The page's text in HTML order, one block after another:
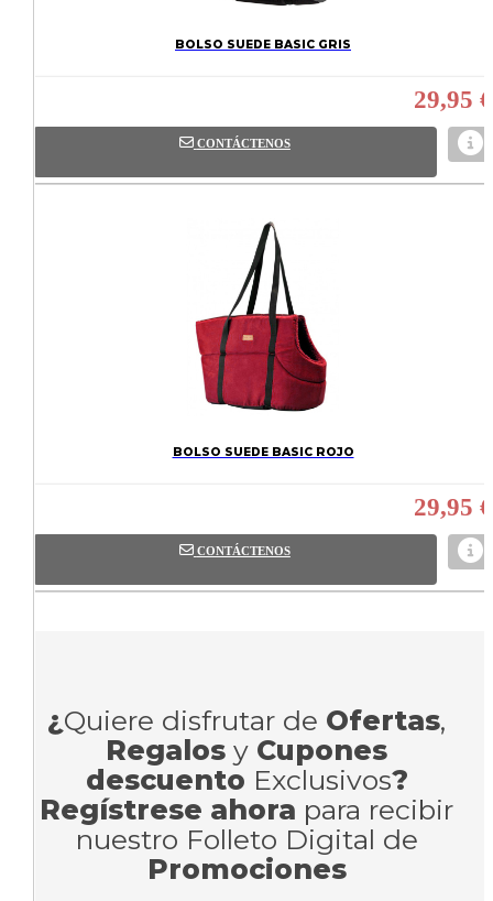
BOLSO SUEDE BASIC GRIS
29,95 €
CONTÁCTENOS
BOLSO SUEDE BASIC ROJO
29,95 €
CONTÁCTENOS
¿Quiere disfrutar de Ofertas,
Regalos y Cupones
descuento Exclusivos?
Regístrese ahora para recibir
nuestro Folleto Digital de
Promociones